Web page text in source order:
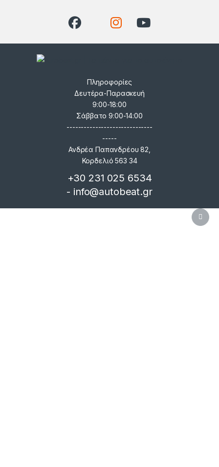
Πληροφορίες
Δευτέρα-Παρασκευή
9:00-18:00
Σάββατο 9:00-14:00
------------------------------
-----
Ανδρέα Παπανδρέου 82,
Κορδελιό 563 34
+30 231 025 6534
- info@autobeat.gr